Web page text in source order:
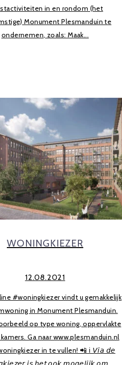
in en rondom (het
Monument Plesmanduin te
ondernemen, zoals: Maak...
WONINGKIEZER
12.08.2021
#woningkiezer vindt u gemakkelijk
in Monument Plesmanduin.
op type woning, oppervlakte
Ga naar www.plesmanduin.nl
in te vullen! 📲 ℹ️ 𝘝𝘪𝘢 𝘥𝘦